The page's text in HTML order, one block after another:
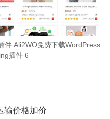
件 Ali2WO免费下载WordPress
插件 6
输价格加价